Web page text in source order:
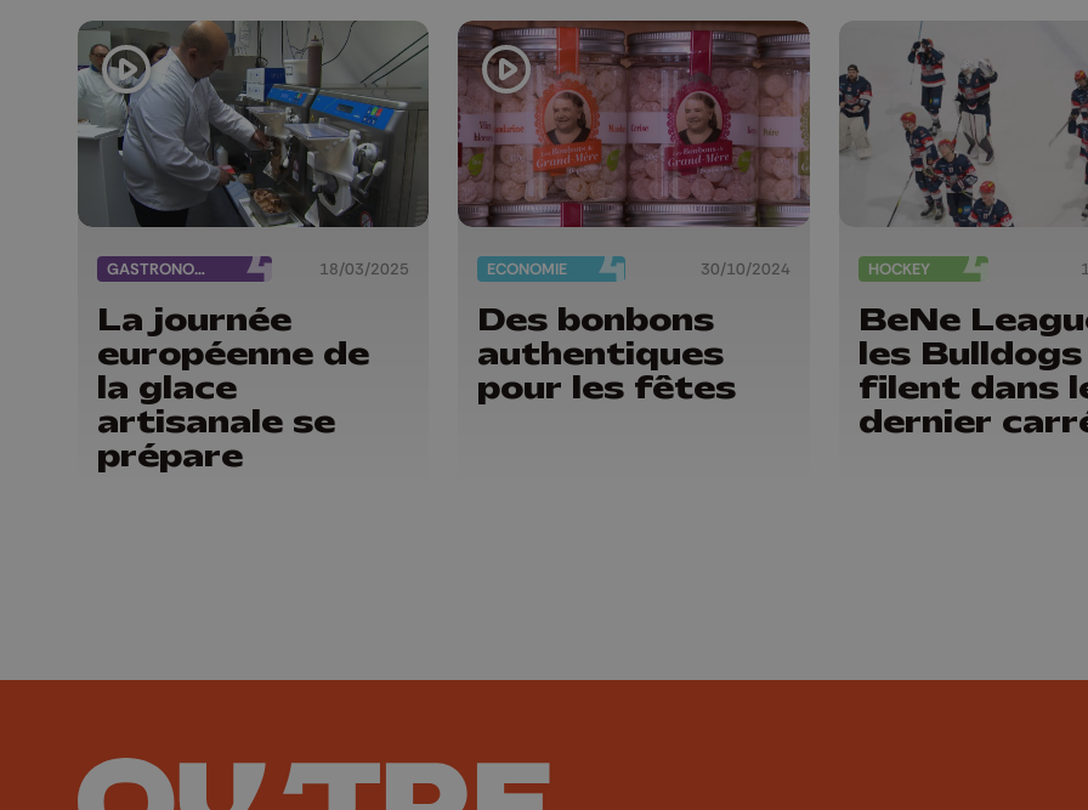
GASTRONOMIE 18/03/2025
La journée
européenne de
la glace
artisanale se
prépare
ECONOMIE 30/10/2024
Des bonbons
authentiques
pour les fêtes
HOCKEY
BeNe
les Bulldogs
filent dans
dernier